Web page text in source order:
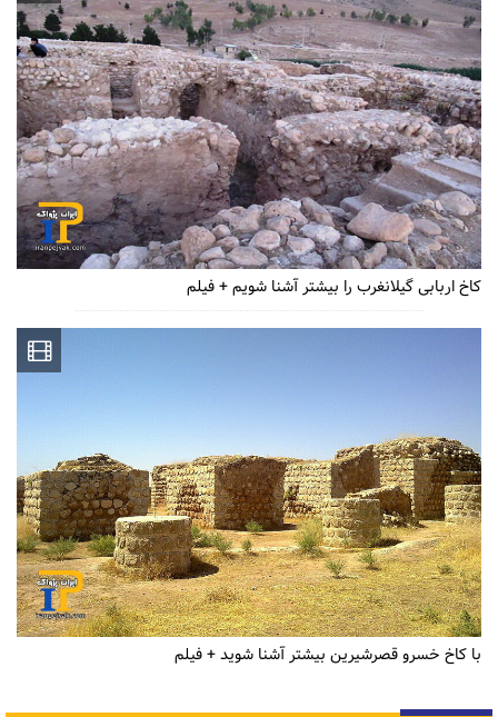
کاخ اربابی گیلانغرب را بیشتر آشنا شویم + فیلم
با کاخ خسرو قصرشیرین بیشتر آشنا شوید + فیلم